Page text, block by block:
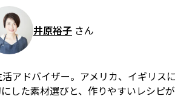
井原裕子 さん
アドバイザー。アメリカ、イギリス
した素材選びと、作りやすいレシピ